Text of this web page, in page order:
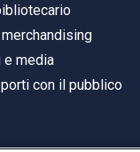
e media
con il pubblico